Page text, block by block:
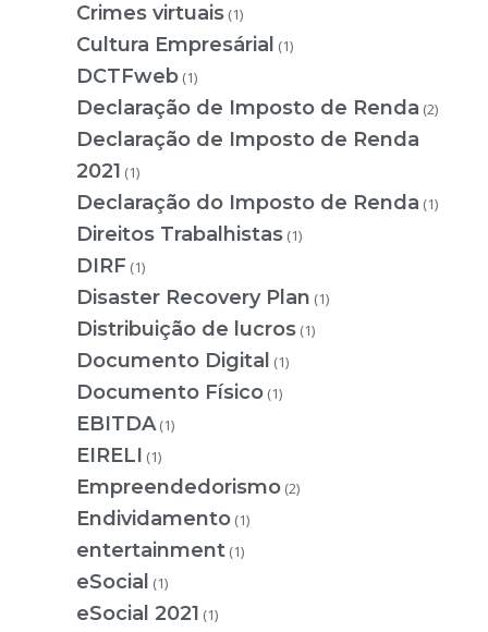
Crimes virtuais (1)
Cultura Empresárial (1)
DCTFweb (1)
Declaração de Imposto de Renda (2)
Declaração de Imposto de Renda
2021 (1)
Declaração do Imposto de Renda (1)
Direitos Trabalhistas (1)
DIRF (1)
Disaster Recovery Plan (1)
Distribuição de lucros (1)
Documento Digital (1)
Documento Físico (1)
EBITDA (1)
EIRELI (1)
Empreendedorismo (2)
Endividamento (1)
entertainment (1)
eSocial (1)
eSocial 2021 (1)